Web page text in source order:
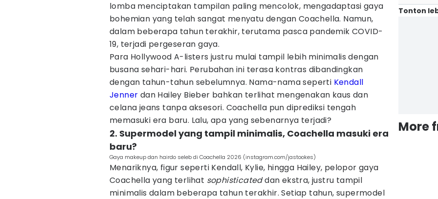
lomba menciptakan tampilan paling mencolok, mengadaptasi gaya
bohemian yang telah sangat menyatu dengan Coachella. Namun,
dalam beberapa tahun terakhir, terutama pasca pandemik COVID-
19, terjadi pergeseran gaya.
Para Hollywood A-listers justru mulai tampil lebih minimalis dengan
busana sehari-hari. Perubahan ini terasa kontras dibandingkan
dengan tahun-tahun sebelumnya. Nama-nama seperti Kendall
Jenner dan Hailey Bieber bahkan terlihat mengenakan kaus dan
celana jeans tanpa aksesori. Coachella pun diprediksi tengah
memasuki era baru. Lalu, apa yang sebenarnya terjadi?
2. Supermodel yang tampil minimalis, Coachella masuki era
baru?
Gaya makeup dan hairdo seleb di Coachella 2026 (instagram.com/jastookes)
Menariknya, figur seperti Kendall, Kylie, hingga Hailey, pelopor gaya
Coachella yang terlihat sophisticateddan ekstra, justru tampil
minimalis dalam beberapa tahun terakhir. Setiap tahun, supermodel
Tonton
More